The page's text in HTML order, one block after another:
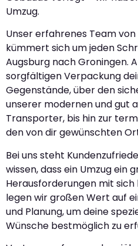
Umzug.
Unser erfahrenes Team
kümmert sich um jeden
Augsburg nach Groningen.
sorgfältigen Verpackung
Gegenstände, über den
unserer modernen und gut
Transporter, bis hin zur
den von dir gewünschten
Bei uns steht
wissen, dass ein Umzug ein
Herausforderungen mit
legen wir großen Wert auf
und Planung, um deine
Wünsche bestmöglich zu